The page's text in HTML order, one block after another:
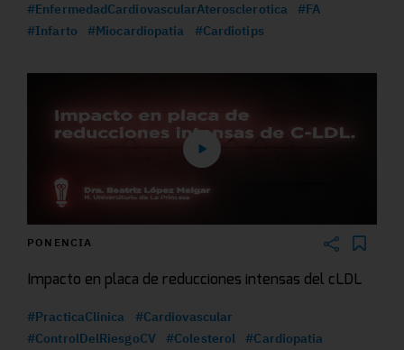
#EnfermedadCardiovascularAterosclerotica
#FA
#Infarto
#Miocardiopatia #Cardiotips
PONENCIA
Impacto en placa de reducciones intensas del cLDL
#PracticaClinica
#Cardiovascular
#ControlDelRiesgoCV
#Colesterol
#Cardiopatia